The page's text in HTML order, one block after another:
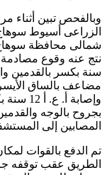
وبالفحص تبين أثناء
الزراعى أسيوط
شمالى محافظة
بجروح بالوجه
المصابين إلى
تم الدفع بالقوات
الطريق عقب توقفه